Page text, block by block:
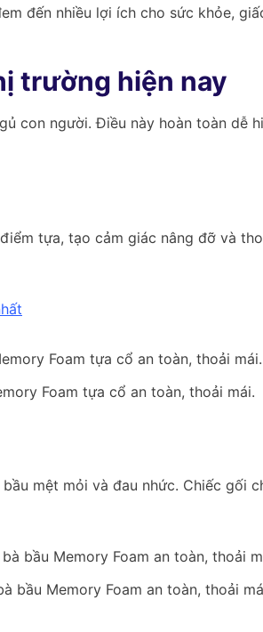
đến nhiều lợi ích cho sức khỏe,
trường hiện nay
con người. Điều này hoàn toàn dễ
tựa, tạo cảm giác nâng đỡ và
Foam tựa cổ an toàn, thoải mái.
mệt mỏi và đau nhức. Chiếc gối
bầu Memory Foam an toàn, thoải